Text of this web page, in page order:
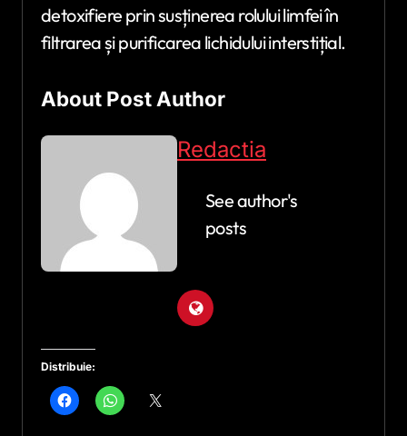
detoxifiere prin susținerea rolului limfei în
filtrarea și purificarea lichidului interstițial.
About Post Author
Redactia
See author's
posts
Distribuie: